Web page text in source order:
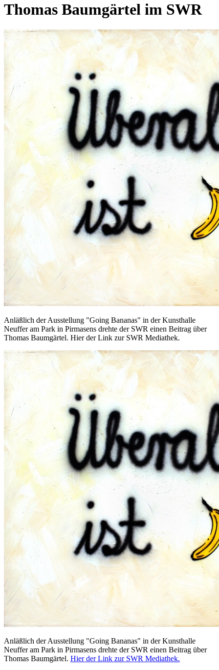
Thomas Baumgärtel im SWR
Anläßlich der Ausstellung "Going Bananas" in der Kunsthalle
Neuffer am Park in Pirmasens drehte der SWR einen Beitrag über
Thomas Baumgärtel. Hier der Link zur SWR Mediathek.
Anläßlich der Ausstellung "Going Bananas" in der Kunsthalle
Neuffer am Park in Pirmasens drehte der SWR einen Beitrag über
Thomas Baumgärtel. Hier der Link zur SWR Mediathek.